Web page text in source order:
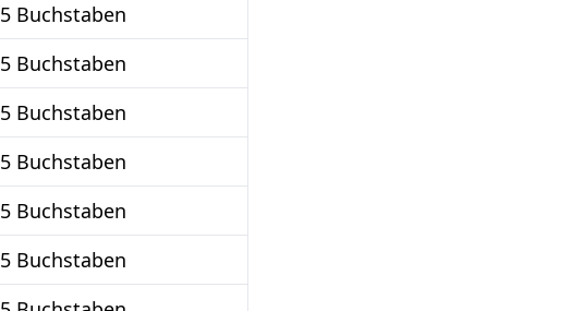
5 Buchstaben
5 Buchstaben
5 Buchstaben
5 Buchstaben
5 Buchstaben
5 Buchstaben